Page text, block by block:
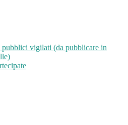
pubblici vigilati (da pubblicare in